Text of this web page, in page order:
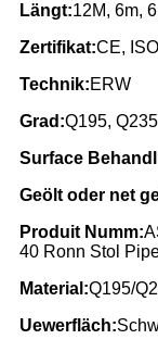
Längt:12M, 6m,
Zertifikat:CE,
Technik:ERW
Grad:Q195, Q235
Surface
Geölt oder net
Produit Numm:
40 Ronn Stol
Material:Q195/
Uewerfläch: